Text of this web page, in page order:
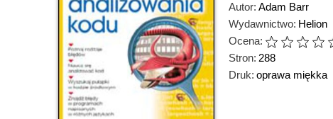
Autor: Adam Barr
Wydawnictwo: Helion
Ocena:
Stron: 288
Druk: oprawa miękka